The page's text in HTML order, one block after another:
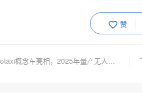
赞
上一篇：滴滴Robotaxi概念车亮相，2025年量产无人车将接入滴滴网络